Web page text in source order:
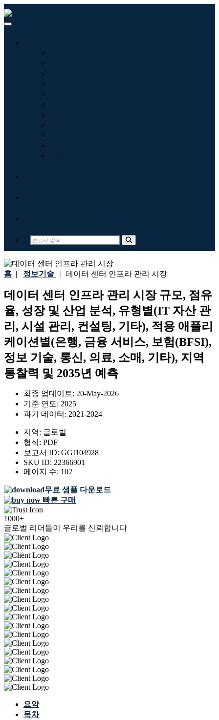
홈 | 정보기술 | 데이터 센터 인프라 관리 시장
데이터 센터 인프라 관리 시장 규모, 점유
율, 성장 및 산업 분석, 유형별(IT 자산 관
리, 시설 관리, 컨설팅, 기타), 적용 애플리
케이션별(은행, 금융 서비스, 보험(BFSI),
정보 기술, 통신, 의료, 소매, 기타), 지역
통찰력 및 2035년 예측
최종 업데이트: 20-May-2026
기준 연도: 2025
과거 데이터: 2021-2024
지역: 글로벌
형식: PDF
보고서 ID: GGI104928
SKU ID: 22366901
페이지 수: 102
무료 샘플 다운로드
빠른 구매
1000+
글로벌 리더들이 우리를 신뢰합니다
요약
목차